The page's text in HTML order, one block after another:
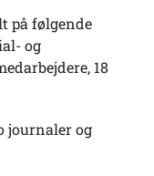
på følgende
og
18
journaler og